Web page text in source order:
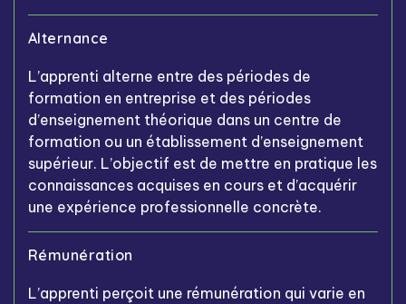
Alternance
L’apprenti alterne entre des périodes de
formation en entreprise et des périodes
d’enseignement théorique dans un centre de
formation ou un établissement d’enseignement
supérieur. L’objectif est de mettre en pratique les
connaissances acquises en cours et d’acquérir
une expérience professionnelle concrète.
Rémunération
L’apprenti perçoit une rémunération qui varie en